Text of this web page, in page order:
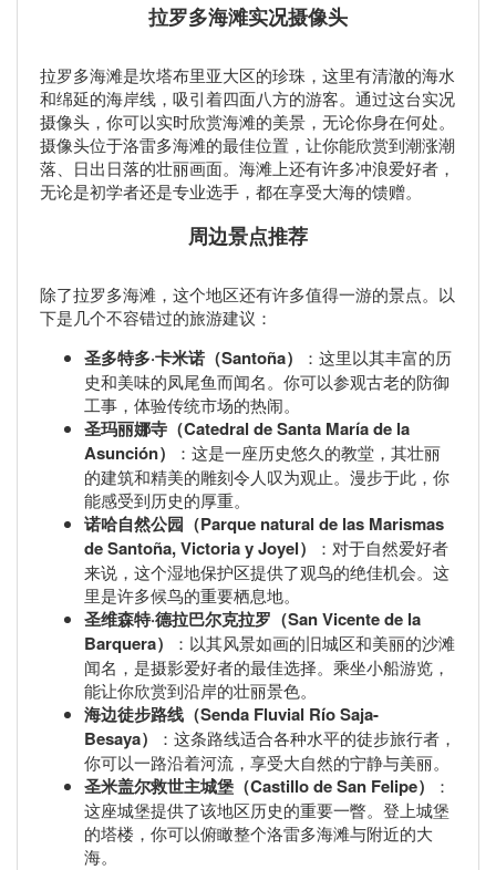
拉罗多海滩实况摄像头
拉罗多海滩是坎塔布里亚大区的珍珠，这里有清澈的海水
和绵延的海岸线，吸引着四面八方的游客。通过这台实况
摄像头，你可以实时欣赏海滩的美景，无论你身在何处。
摄像头位于洛雷多海滩的最佳位置，让你能欣赏到潮涨潮
落、日出日落的壮丽画面。海滩上还有许多冲浪爱好者，
无论是初学者还是专业选手，都在享受大海的馈赠。
周边景点推荐
除了拉罗多海滩，这个地区还有许多值得一游的景点。以
下是几个不容错过的旅游建议：
圣多特多·卡米诺（Santoña）
：这里以其丰富的历
史和美味的凤尾鱼而闻名。你可以参观古老的防御
工事，体验传统市场的热闹。
圣玛丽娜寺（Catedral de Santa María de la
Asunción）
：这是一座历史悠久的教堂，其壮丽
的建筑和精美的雕刻令人叹为观止。漫步于此，你
能感受到历史的厚重。
诺哈自然公园（Parque natural de las Marismas
de Santoña, Victoria y Joyel）
：对于自然爱好者
来说，这个湿地保护区提供了观鸟的绝佳机会。这
里是许多候鸟的重要栖息地。
圣维森特·德拉巴尔克拉罗（San Vicente de la
Barquera）
：以其风景如画的旧城区和美丽的沙滩
闻名，是摄影爱好者的最佳选择。乘坐小船游览，
能让你欣赏到沿岸的壮丽景色。
海边徒步路线（Senda Fluvial Río Saja-
Besaya）
：这条路线适合各种水平的徒步旅行者，
你可以一路沿着河流，享受大自然的宁静与美丽。
圣米盖尔救世主城堡（Castillo de San Felipe）
：
这座城堡提供了该地区历史的重要一瞥。登上城堡
的塔楼，你可以俯瞰整个洛雷多海滩与附近的大
海。